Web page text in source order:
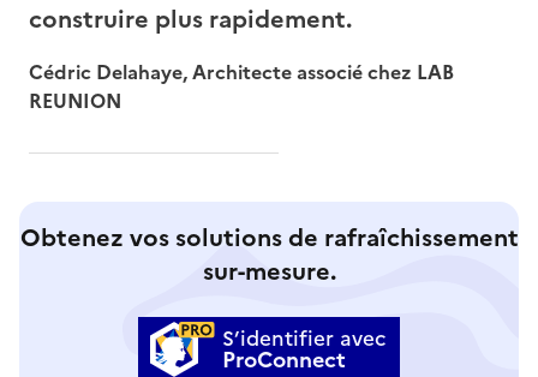
construire plus rapidement.
Cédric Delahaye, Architecte associé chez LAB
REUNION
Obtenez vos solutions de rafraîchissement
sur-mesure.
S’identifier avec
ProConnect